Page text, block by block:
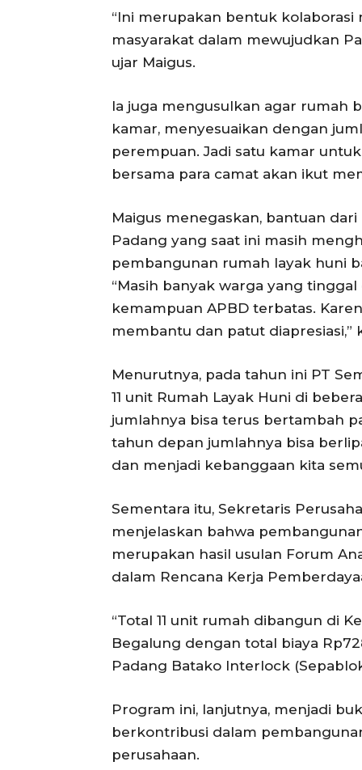
“Ini merupakan bentuk kolaborasi
masyarakat dalam mewujudkan
ujar Maigus.
Ia juga mengusulkan agar rumah
kamar, menyesuaikan dengan
perempuan. Jadi satu kamar
bersama para camat akan ikut
Maigus menegaskan, bantuan
Padang yang saat ini masih
pembangunan rumah layak huni
“Masih banyak warga yang
kemampuan APBD terbatas.
membantu dan patut diapresiasi,”
Menurutnya, pada tahun ini PT
11 unit Rumah Layak Huni di
jumlahnya bisa terus bertambah
tahun depan jumlahnya bisa
dan menjadi kebanggaan kita
Sementara itu, Sekretaris
menjelaskan bahwa
merupakan hasil usulan Forum
dalam Rencana Kerja
“Total 11 unit rumah dibangun di
Begalung dengan total biaya
Padang Batako Interlock
Program ini, lanjutnya, menjadi
berkontribusi dalam
perusahaan.